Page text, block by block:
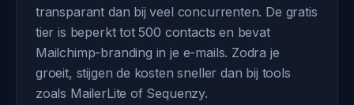
transparant dan bij veel concurrenten. De gratis
tier is beperkt tot 500 contacts en bevat
Mailchimp-branding in je e-mails. Zodra je
groeit, stijgen de kosten sneller dan bij tools
zoals MailerLite of Sequenzy.